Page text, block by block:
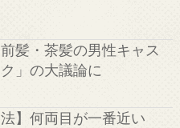
髪・茶髪の男性キャス
」の大議論に
】何両目が一番近い